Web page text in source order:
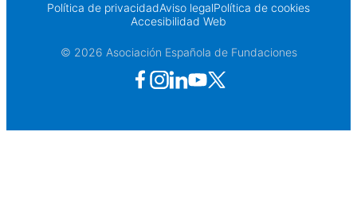
Política de privacidadAviso legalPolítica de cookies
Accesibilidad Web
© 2026 Asociación Española de Fundaciones